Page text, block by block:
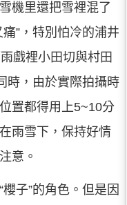
機里還把雪裡混了
”，特別怕冷的浦井
戲裡小田切與村田
時，由於實際拍攝時
置都得用上5~10分
雨雪下，保持好情
意。
子”的角色。但是因